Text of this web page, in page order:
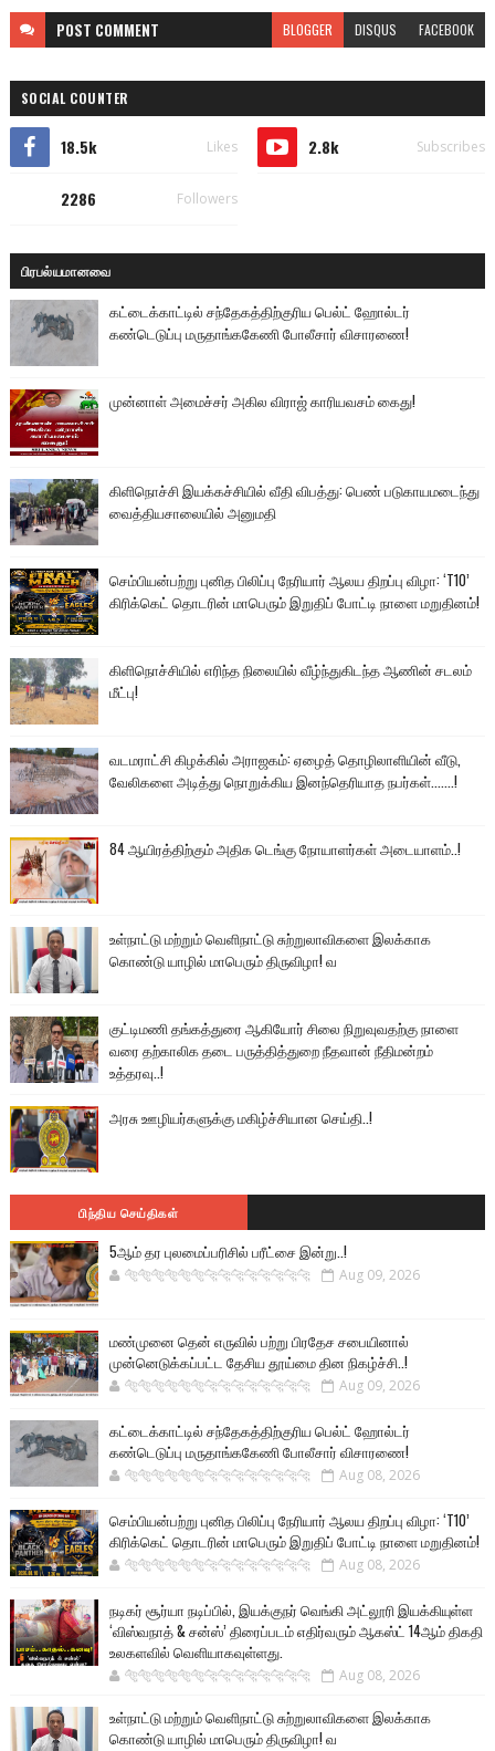
POST COMMENT BLOGGER DISQUS FACEBOOK
SOCIAL COUNTER
18.5k Likes 2.8k Subscribes
2286 Followers
பிரபல்யமானவை
கட்டைக்காட்டில் சந்தேகத்திற்குரிய பெல்ட் ஹோல்டர்
கண்டெடுப்பு மருதாங்ககேணி போலீசார் விசாரணை!
முன்னாள் அமைச்சர் அகில விராஜ் காரியவசம் கைது!
கிளிநொச்சி இயக்கச்சியில் வீதி விபத்து: பெண் படுகாயமடைந்து
வைத்தியசாலையில் அனுமதி
செம்பியன்பற்று புனித பிலிப்பு நேரியார் ஆலய திறப்பு விழா: ‘T10’
கிரிக்கெட் தொடரின் மாபெரும் இறுதிப் போட்டி நாளை மறுதினம்!
கிளிநொச்சியில் எரிந்த நிலையில் வீழ்ந்துகிடந்த ஆணின் சடலம்
மீட்பு!
வடமராட்சி கிழக்கில் அராஜகம்: ஏழைத் தொழிலாளியின் வீடு,
வேலிகளை அடித்து நொறுக்கிய இனந்தெரியாத நபர்கள்.......!
84 ஆயிரத்திற்கும் அதிக டெங்கு நோயாளர்கள் அடையாளம்..!
உள்நாட்டு மற்றும் வெளிநாட்டு சுற்றுலாவிகளை இலக்காக
கொண்டு யாழில் மாபெரும் திருவிழா! வ
குட்டிமணி தங்கத்துரை ஆகியோர் சிலை நிறுவுவதற்கு நாளை
வரை தற்காலிக தடை பருத்தித்துறை நீதவான் நீதிமன்றம்
உத்தரவு..!
அரசு ஊழியர்களுக்கு மகிழ்ச்சியான செய்தி..!
பிந்திய செய்திகள்
5ஆம் தர புலமைப்பரிசில் பரீட்சை இன்று..!
🐅🐅🐅🐅🐅🐅🐆🐆🐆🐆🐆🐆🐆🐆 Aug 09, 2026
மண்முனை தென் எருவில் பற்று பிரதேச சபையினால்
முன்னெடுக்கப்பட்ட தேசிய தூய்மை தின நிகழ்ச்சி..!
🐅🐅🐅🐅🐅🐅🐆🐆🐆🐆🐆🐆🐆🐆 Aug 09, 2026
கட்டைக்காட்டில் சந்தேகத்திற்குரிய பெல்ட் ஹோல்டர்
கண்டெடுப்பு மருதாங்ககேணி போலீசார் விசாரணை!
🐅🐅🐅🐅🐅🐅🐆🐆🐆🐆🐆🐆🐆🐆 Aug 08, 2026
செம்பியன்பற்று புனித பிலிப்பு நேரியார் ஆலய திறப்பு விழா: ‘T10’
கிரிக்கெட் தொடரின் மாபெரும் இறுதிப் போட்டி நாளை மறுதினம்!
🐅🐅🐅🐅🐅🐅🐆🐆🐆🐆🐆🐆🐆🐆 Aug 08, 2026
நடிகர் சூர்யா நடிப்பில், இயக்குநர் வெங்கி அட்லூரி இயக்கியுள்ள
‘விஸ்வநாத் & சன்ஸ்’ திரைப்படம் எதிர்வரும் ஆகஸ்ட் 14ஆம் திகதி
உலகளவில் வெளியாகவுள்ளது.
🐅🐅🐅🐅🐅🐅🐆🐆🐆🐆🐆🐆🐆🐆 Aug 08, 2026
உள்நாட்டு மற்றும் வெளிநாட்டு சுற்றுலாவிகளை இலக்காக
கொண்டு யாழில் மாபெரும் திருவிழா! வ